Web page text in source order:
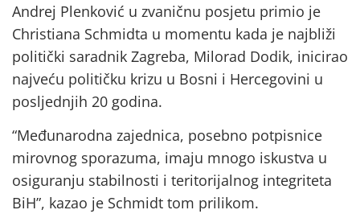
Andrej Plenković u zvaničnu posjetu primio je
Christiana Schmidta u momentu kada je najbliži
politički saradnik Zagreba, Milorad Dodik, inicirao
najveću političku krizu u Bosni i Hercegovini u
posljednjih 20 godina.
“Međunarodna zajednica, posebno potpisnice
mirovnog sporazuma, imaju mnogo iskustva u
osiguranju stabilnosti i teritorijalnog integriteta
BiH”, kazao je Schmidt tom prilikom.